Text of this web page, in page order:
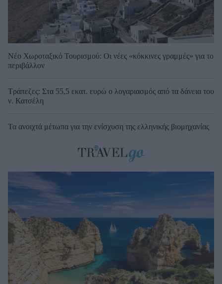
Νέο Χωροταξικό Τουρισμού: Οι νέες «κόκκινες γραμμές» για το
περιβάλλον
Τράπεζες: Στα 55,5 εκατ. ευρώ ο λογαριασμός από τα δάνεια του
ν. Κατσέλη
Τα ανοιχτά μέτωπα για την ενίσχυση της ελληνικής βιομηχανίας